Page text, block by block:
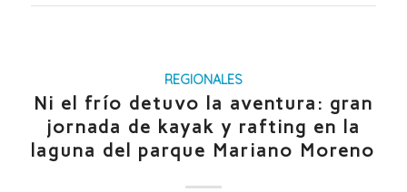
REGIONALES
Ni el frío detuvo la aventura: gran
jornada de kayak y rafting en la
laguna del parque Mariano Moreno